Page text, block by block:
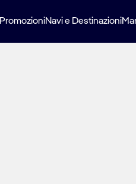
Navi e Destinazioni